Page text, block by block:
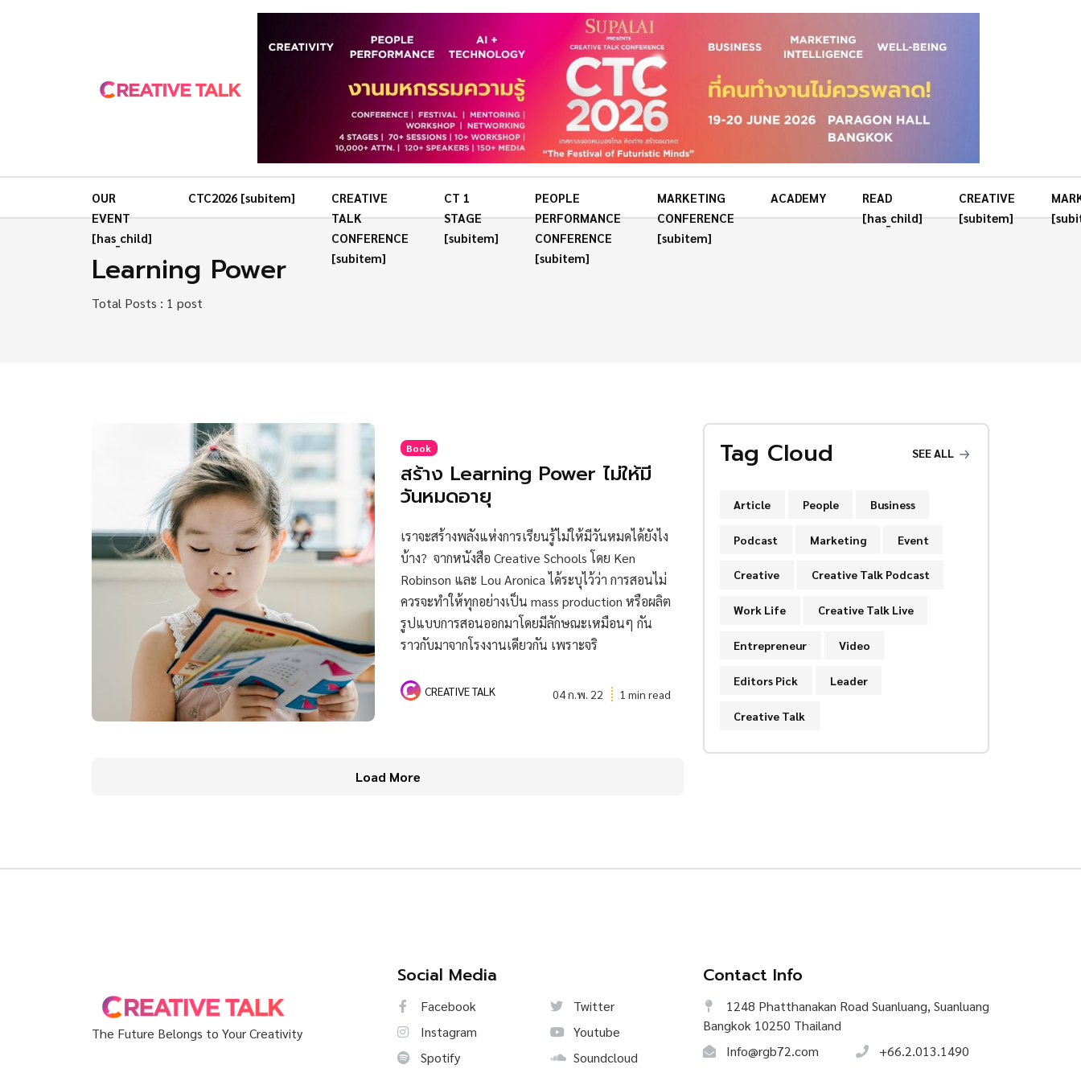
OUR
EVENT
[has_child]
CTC2026 [subitem]
CREATIVE
TALK
CONFERENCE
[subitem]
CT 1
STAGE
[subitem]
PEOPLE
PERFORMANCE
CONFERENCE
[subitem]
MARKETING
CONFERENCE
[subitem]
ACADEMY
READ
[has_child]
CREATIVE
[subitem]
Learning Power
Total Posts : 1 post
Book
สร้าง Learning Power ไม่ให้มี
วันหมดอายุ
เราจะสร้างพลังแห่งการเรียนรู้ไม่ให้มีวันหมดได้ยังไง
บ้าง? จากหนังสือ Creative Schools โดย Ken
Robinson และ Lou Aronica ได้ระบุไว้ว่า การสอนไม่
ควรจะทำให้ทุกอย่างเป็น mass production หรือผลิต
รูปแบบการสอนออกมาโดยมีลักษณะเหมือนๆ กัน
ราวกับมาจากโรงงานเดียวกัน เพราะจริ
CREATIVE TALK 04 ก.พ. 22 1 min read
Load More
Tag Cloud SEE ALL
Article People Business
Podcast Marketing Event
Creative Creative Talk Podcast
Work Life Creative Talk Live
Entrepreneur Video
Editors Pick Leader
Creative Talk
The Future Belongs to Your Creativity
Social Media
Facebook
Twitter
Instagram
Youtube
Spotify
Soundcloud
Contact Info
1248 Phatthanakan Road Suanluang, Suanluang
Bangkok 10250 Thailand
Info@rgb72.com
+66.2.013.1490